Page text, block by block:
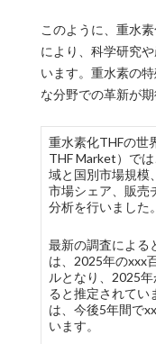
このように、重水
により、科学研究
います。重水素の
な分野での革新が期
重水素化THFの世
THF Market）で
域と国別市場規模
市場シェア、販売
分析を行いました。
最新の調査による
は、2025年のxxx
ルとなり、2025
ると推定されてい
は、今後5年間で
います。